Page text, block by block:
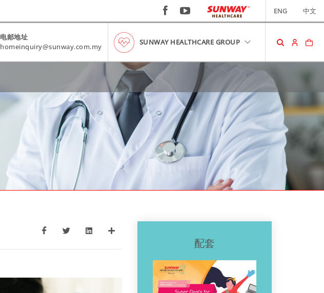
ENG 中文
电邮地址
homeinquiry@sunway.com.my
SUNWAY HEALTHCARE GROUP
您的购物车中没有商品。
RM0.00 查看购物车
配套